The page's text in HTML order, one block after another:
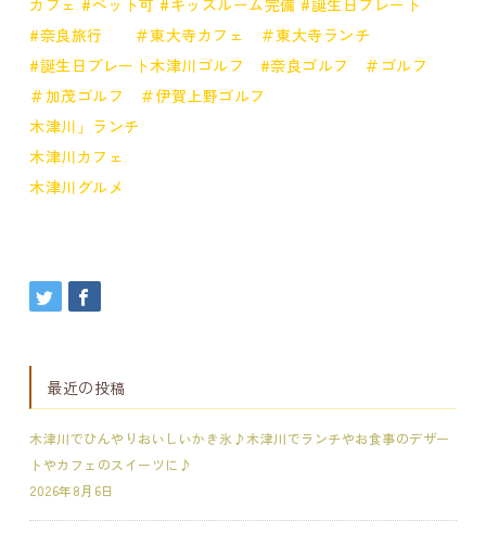
#奈良旅行 ＃東大寺カフェ ＃東大寺ランチ
#誕生日プレート木津川ゴルフ #奈良ゴルフ ＃ゴルフ
＃加茂ゴルフ ＃伊賀上野ゴルフ
木津川」ランチ
木津川カフェ
木津川グルメ
最近の投稿
木津川でひんやりおいしいかき氷♪木津川でランチやお食事のデザー
トやカフェのスイーツに♪
2026年8月6日